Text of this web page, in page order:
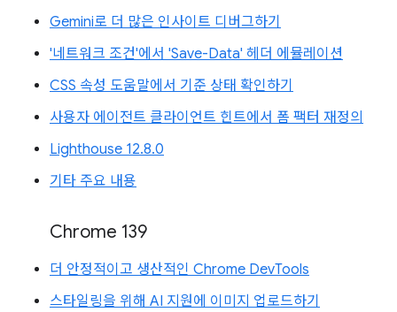
Gemini로 더 많은 인사이트 디버그하기
'네트워크 조건'에서 'Save-Data' 헤더 에뮬레이션
CSS 속성 도움말에서 기준 상태 확인하기
사용자 에이전트 클라이언트 힌트에서 폼 팩터 재정의
Lighthouse 12.8.0
기타 주요 내용
Chrome 139
더 안정적이고 생산적인 Chrome DevTools
스타일링을 위해 AI 지원에 이미지 업로드하기